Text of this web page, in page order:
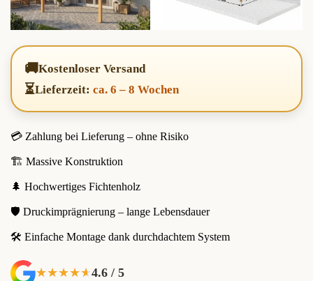
🚚Kostenloser Versand
⏳Lieferzeit: ca. 6 – 8 Wochen
💳 Zahlung bei Lieferung – ohne Risiko
🏗️ Massive Konstruktion
🌲 Hochwertiges Fichtenholz
🛡️ Druckimprägnierung – lange Lebensdauer
🛠️ Einfache Montage dank durchdachtem System
★★★★★
★★★★★4.6 / 5